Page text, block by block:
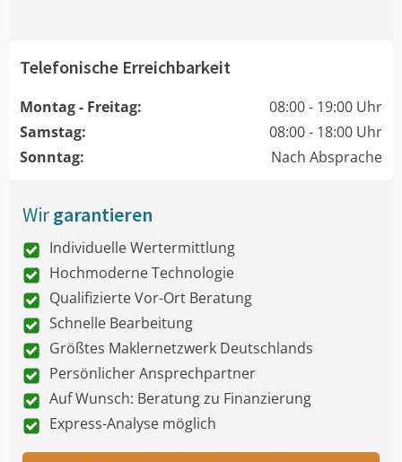
Telefonische Erreichbarkeit
Montag - Freitag:
08:00 - 19:00 Uhr
Samstag:
08:00 - 18:00 Uhr
Sonntag:
Nach Absprache
Wirgarantieren
Individuelle Wertermittlung
Hochmoderne Technologie
Qualifizierte Vor-Ort Beratung
Schnelle Bearbeitung
Größtes Maklernetzwerk Deutschlands
Persönlicher Ansprechpartner
Auf Wunsch: Beratung zu Finanzierung
Express-Analyse möglich